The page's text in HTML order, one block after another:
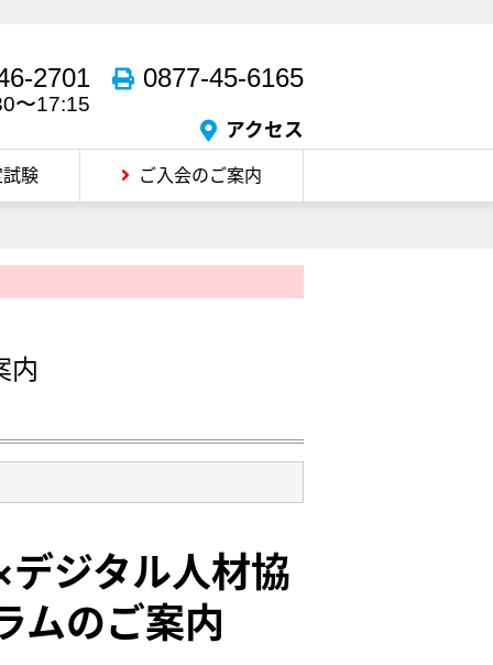
2701
〜17:15
0877-45-6165
アクセス
試験 ご入会のご案内
内
ジタル人材協
ムのご案内